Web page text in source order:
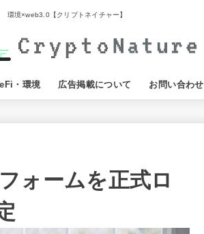
環境×web3.0【クリプトネイチャー】
・環境 広告掲載について お問い合わせ
ォームを正式ロ